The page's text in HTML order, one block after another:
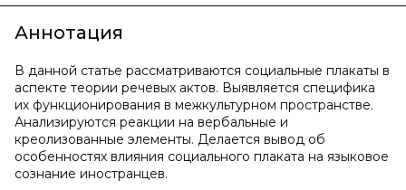
Аннотация
В данной статье рассматриваются социальные плакаты в
аспекте теории речевых актов. Выявляется специфика
их функционирования в межкультурном пространстве.
Анализируются реакции на вербальные и
креолизованные элементы. Делается вывод об
особенностях влияния социального плаката на языковое
сознание иностранцев.